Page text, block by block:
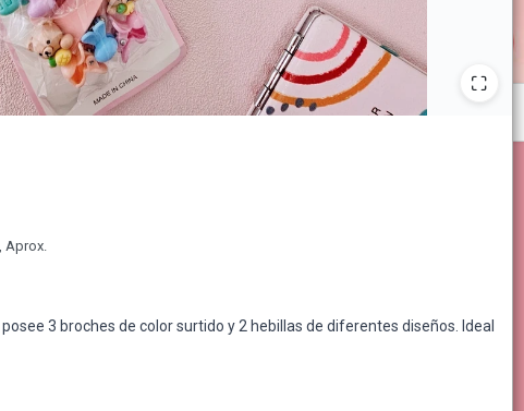
Aprox.
3 broches de color surtido y 2 hebillas de diferentes diseños. Ideal